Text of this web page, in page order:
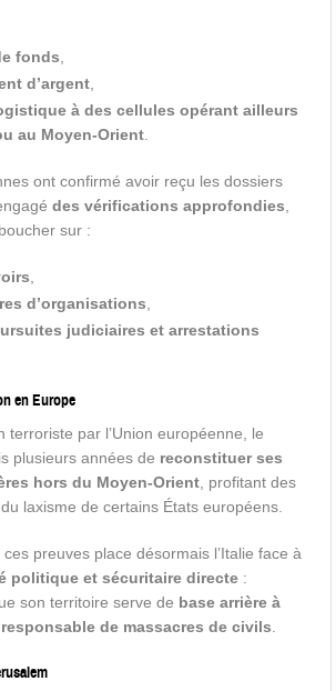
fonds
d’argent
à des cellules opérant ailleurs
au Moyen-Orient
ont confirmé avoir reçu les dossiers
des vérifications approfondies
sur :
d’organisations
judiciaires et arrestations
en Europe
terroriste par l’Union européenne, le
plusieurs années de reconstituer ses
hors du Moyen-Orient , profitant des
laxisme de certains États européens.
preuves place désormais l’Italie face à
politique et sécuritaire directe :
son territoire serve de base arrière à
de massacres de civils